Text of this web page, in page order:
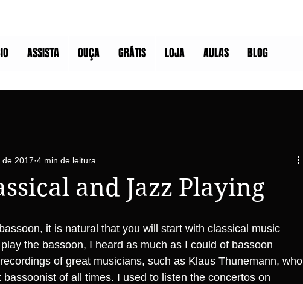
ASSISTA OUÇA GRÁTIS LOJA AULAS BLOG
and Jazz Playing
de 2017 4 min de leitura
it is natural that you will start with classical music
the bassoon, I heard as much as I could of bassoon
of great musicians, such as Klaus Thunemann, who
of all times. I used to listen the concertos on